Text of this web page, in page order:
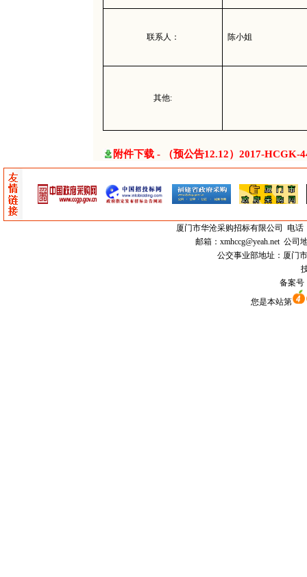
联系人： 陈小姐
其他:
附件下载 - （预公告12.12）2017-HCGK-
厦门市华沧采购招标有限公司
电话
邮箱： xmhccg@yeah.net公司地
公交事业部地址：厦门
备案
您是本站第